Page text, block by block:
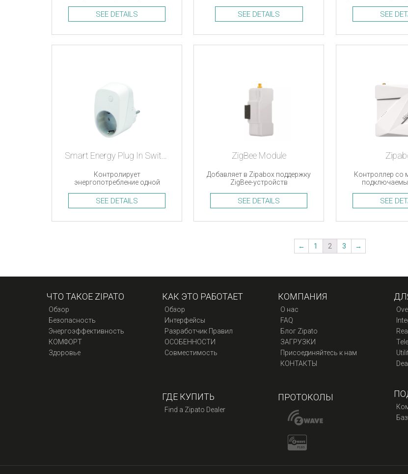
SEE DETAILS SEE DETAILS SEE
Контролирует
энергопотребление одной
SEE DETAILS
ZigBee Module
Добавляет в Zipabox поддержку
ZigBee-устройств
SEE DETAILS
Контроллер со
SEE
← 1 2 3 →
ЧТО ТАКОЕ ZIPATO
Обзор
Безопасность
Энергоэффективность
КОМФОРТ
Здоровье
КАК ЭТО РАБОТАЕТ
Обзор
Интерфейсы
Разработчик Правил
ОСОБЕННОСТИ
Совместимость
ГДЕ КУПИТЬ
Find a Zipato Dealer
КОМПАНИЯ
О нас
FAQ
Блог Zipato
ЗАГРУЗКИ
Присоединяйтесь к нам
КОНТАКТЫ
ПРОТОКОЛЫ